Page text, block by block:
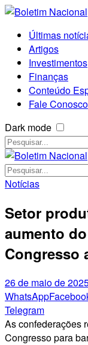
Últimas
Artigos
Investimentos
Finanças
Conteúdo
Fale Conosco
Dark mode
Notícias
Setor
aumento
Congresso
26 de maio de
WhatsApp
Telegram
As confederações
Congresso para